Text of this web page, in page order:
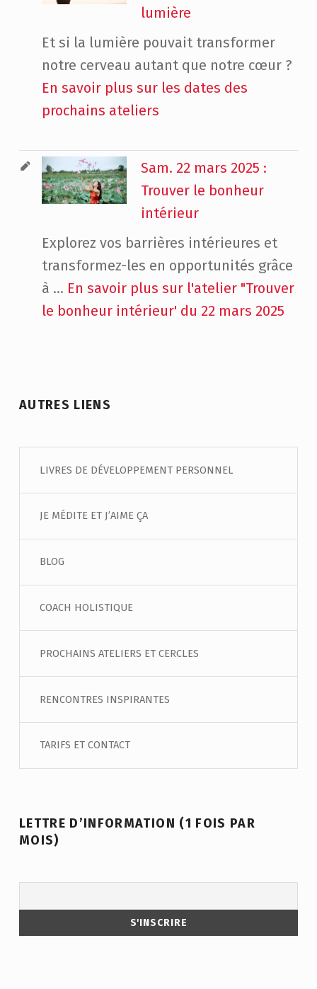
lumière
Et si la lumière pouvait transformer
notre cerveau autant que notre cœur ?
En savoir plus sur les dates des
prochains ateliers
Sam. 22 mars 2025 :
Trouver le bonheur
intérieur
Explorez vos barrières intérieures et
transformez-les en opportunités grâce
à ... En savoir plus sur l'atelier "Trouver
le bonheur intérieur' du 22 mars 2025
AUTRES LIENS
LIVRES DE DÉVELOPPEMENT PERSONNEL
JE MÉDITE ET J’AIME ÇA
BLOG
COACH HOLISTIQUE
PROCHAINS ATELIERS ET CERCLES
RENCONTRES INSPIRANTES
TARIFS ET CONTACT
LETTRE D’INFORMATION (1 FOIS PAR
MOIS)